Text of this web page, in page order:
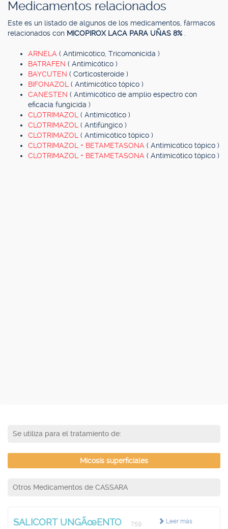
Medicamentos relacionados
Este es un listado de algunos de los medicamentos, fármacos
relacionados con MICOPIROX LACA PARA UÑAS 8%
ARNELA ( Antimicótico, Tricomonicida )
BATRAFEN ( Antimicótico )
BAYCUTEN ( Corticosteroide )
BIFONAZOL ( Antimicótico tópico )
CANESTEN ( Antimicótico de amplio espectro con
eficacia fungicida )
CLOTRIMAZOL ( Antimicótico )
CLOTRIMAZOL ( Antifúngico )
CLOTRIMAZOL ( Antimicótico tópico )
CLOTRIMAZOL + BETAMETASONA ( Antimicótico tópico )
CLOTRIMAZOL + BETAMETASONA ( Antimicótico tópico )
Se utiliza para el tratamiento de:
Micosis superficiales
Otros Medicamentos de CASSARA
Leer más
SALICORT UNGÃœENTO
759